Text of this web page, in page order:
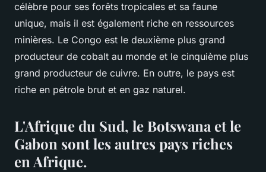
célèbre pour ses forêts tropicales et sa faune
unique, mais il est également riche en ressources
minières. Le Congo est le deuxième plus grand
producteur de cobalt au monde et le cinquième plus
grand producteur de cuivre. En outre, le pays est
riche en pétrole brut et en gaz naturel.
L'Afrique du Sud, le Botswana et le
Gabon sont les autres pays riches
en Afrique.